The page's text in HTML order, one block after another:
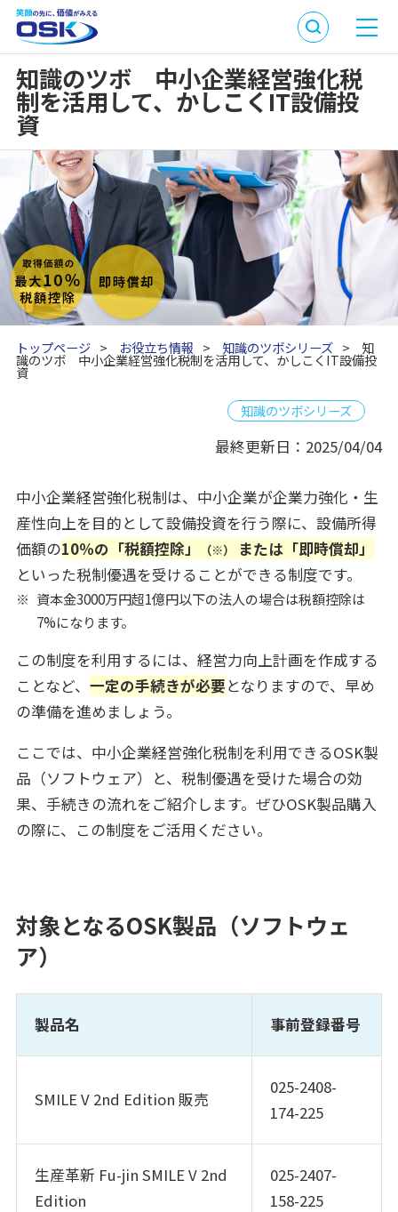
知識のツボ 中小企業経営強化税
制を活用して、かしこくIT設備投
資
トップページ > お役立ち情報 > 知識のツボシリーズ > 知
識のツボ 中小企業経営強化税制を活用して、かしこくIT設備投
資
知識のツボシリーズ
最終更新日：2025/04/04
中小企業経営強化税制は、中小企業が企業力強化・生
産性向上を目的として設備投資を行う際に、設備所得
価額の10％の「税額控除」 （※）
または「即時償却」
といった税制優遇を受けることができる制度です。
資本金3000万円超1億円以下の法人の場合は税額控除は
7%になります。
この制度を利用するには、経営力向上計画を作成する
ことなど、 一定の手続きが必要となりますので、早め
の準備を進めましょう。
ここでは、中小企業経営強化税制を利用できるOSK製
品（ソフトウェア）と、税制優遇を受けた場合の効
果、手続きの流れをご紹介します。ぜひOSK製品購入
の際に、この制度をご活用ください。
対象となるOSK製品（ソフトウェ
ア）
製品名 事前登録番号
SMILE V 2nd Edition 販売
025-2408-
174-225
生産革新 Fu-jin SMILE V 2nd
Edition
025-2407-
158-225